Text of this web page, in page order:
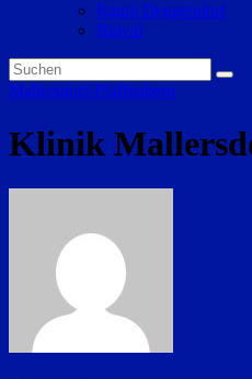
Raum Deggendorf
Bluval
Mallersdorf-Pfaffenberg
Klinik